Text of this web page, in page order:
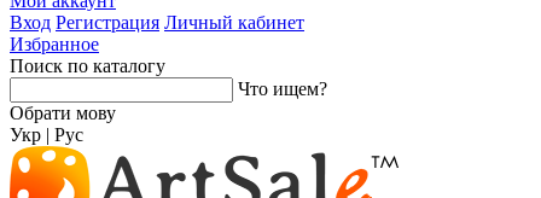
Вход Регистрация Личный кабинет
Избранное
Поиск по каталогу
Что ищем?
Обрати мову
Укр | Рус